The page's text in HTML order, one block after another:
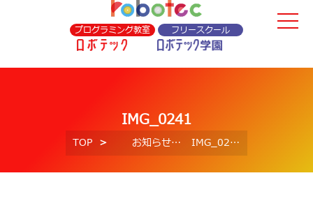
プログラミング教室 フリースクール
IMG_0241
TOP お知らせ IMG_0241